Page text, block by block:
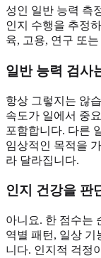
성인 일반 능력 측
인지 수행을 추정
육, 고용, 연구 또
일반 능력 검사
항상 그렇지는 않
속도가 일에서 중
포함합니다. 다른
임상적인 목적을
라 달라집니다.
인지 건강을 판
아니요. 한 점수는
역별 패턴, 일상 기
니다. 인지적 걱정